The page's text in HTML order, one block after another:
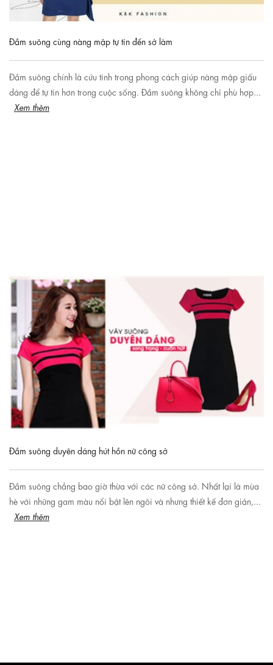
Đầm suông cùng nàng mập tự tin đến sở làm
Đầm suông chính là cứu tinh trong phong cách giúp nàng mập giấu
dáng để tự tin hơn trong cuộc sống. Đầm suông không chỉ phù hợp...
Xem thêm
Đầm suông duyên dáng hút hồn nữ công sở
Đầm suông chẳng bao giờ thừa với các nữ công sở. Nhất lại là mùa
hè với những gam màu nổi bật lên ngôi và nhưng thiết kế đơn giản,...
Xem thêm